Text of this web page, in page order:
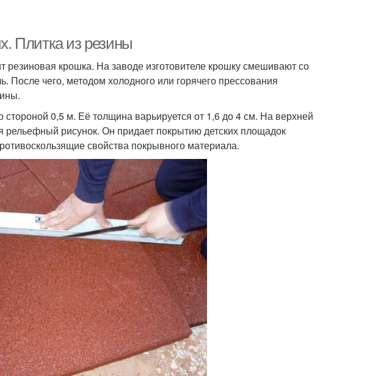
Плитка из резины
резиновая крошка. На заводе изготовителе крошку смешивают со
чего, методом холодного или горячего прессования
0,5 м. Её толщина варьируется от 1,6 до 4 см. На верхней
рельефный рисунок. Он придает покрытию детских площадок
свойства покрывного материала.